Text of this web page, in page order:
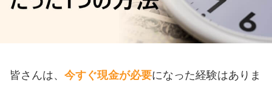
バレずに借りたい方向け
皆さんは、 今すぐ現金が必要になった経験はありま